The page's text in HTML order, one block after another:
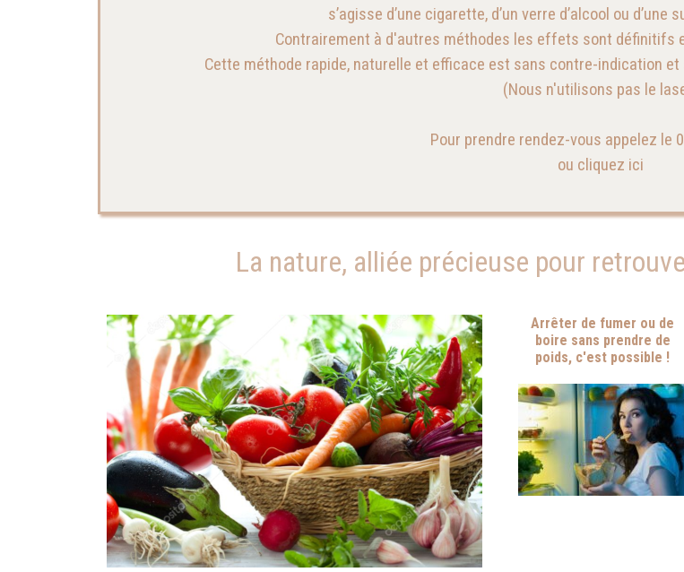
s’agisse d’une cigarette, d’un verre d’alcool ou
Contrairement à d'autres méthodes les effets sont définitifs
Cette méthode rapide, naturelle et efficace est sans contre-indication
(Nous n'utilisons pas le
Pour prendre rendez-vous appelez le
ou cliquez ici
La nature, alliée précieuse pour
Arrêter de fumer ou de
boire sans prendre de
poids, c'est possible !